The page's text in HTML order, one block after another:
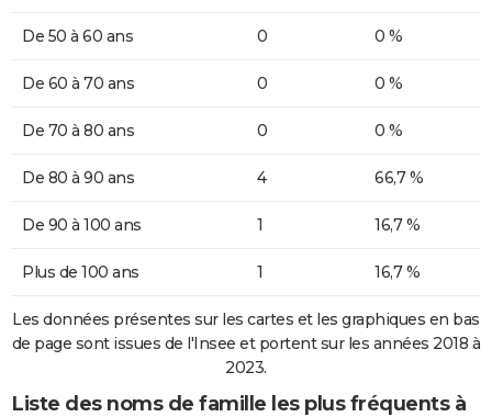
De 50 à 60 ans 0 0 %
De 60 à 70 ans 0 0 %
De 70 à 80 ans 0 0 %
De 80 à 90 ans 4 66,7 %
De 90 à 100 ans 1 16,7 %
Plus de 100 ans 1 16,7 %
Les données présentes sur les cartes et les graphiques en bas
de page sont issues de l'Insee et portent sur les années 2018 à
2023.
Liste des noms de famille les plus fréquents à